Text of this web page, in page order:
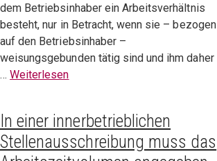
dem Betriebsinhaber ein Arbeitsverhältnis
besteht, nur in Betracht, wenn sie – bezogen
auf den Betriebsinhaber –
weisungsgebunden tätig sind und ihm daher
…Weiterlesen
In einer innerbetrieblichen
Stellenausschreibung muss das